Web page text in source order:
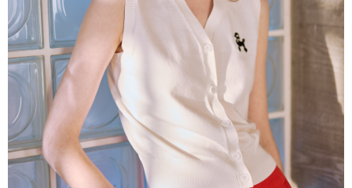
由本公司與您本人進行分期帳單所需資料之確認、核對及更正。
3.完整用戶服務條款，請詳閱以下連結：https://oppay.tw/userRule
每筆NT$80，滿NT$1,000(含以上)免運費